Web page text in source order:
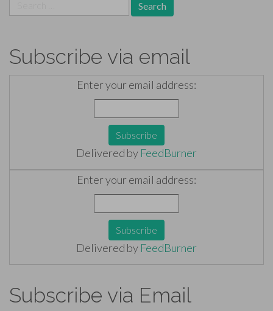
for:
Subscribe via email
Enter your email address:
Delivered by FeedBurner
Enter your email address:
Delivered by FeedBurner
Subscribe via Email